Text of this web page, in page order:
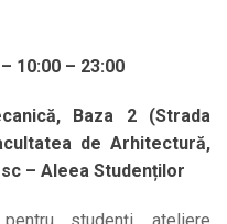
10:00 – 23:00
Baza 2 (Strada
de Arhitectură,
– Aleea Studenților